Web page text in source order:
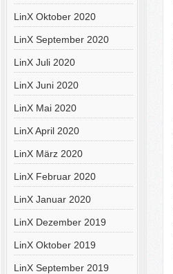
LinX Oktober 2020
LinX September 2020
LinX Juli 2020
LinX Juni 2020
LinX Mai 2020
LinX April 2020
LinX März 2020
LinX Februar 2020
LinX Januar 2020
LinX Dezember 2019
LinX Oktober 2019
LinX September 2019